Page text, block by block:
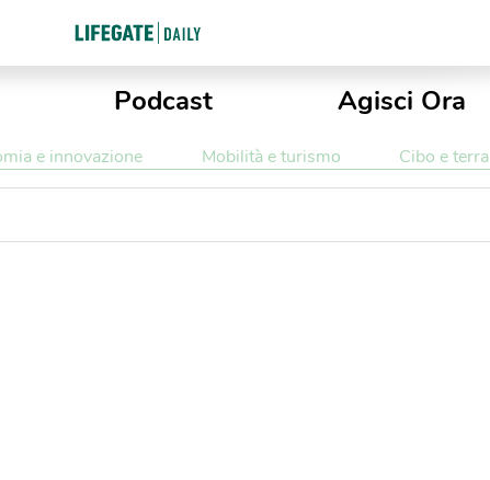
Podcast Agisci Ora
e innovazione Mobilità e turismo Cibo e terra